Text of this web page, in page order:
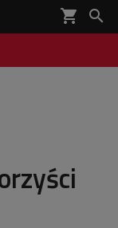
shopping_cart 
